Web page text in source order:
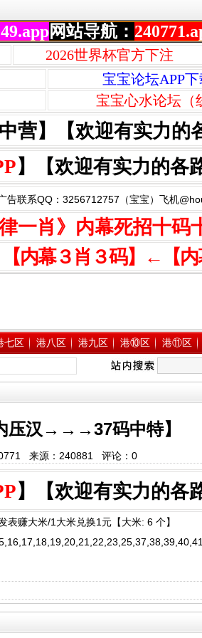
网站导航：
2026世界杯官方下注
宝宝论坛APP
宝宝心水论坛（
营】【欢迎有实力的
】【欢迎有实力的各
告联系QQ：3256712757（宝宝）飞机
一肖》内幕死招十码
内幕３肖３码】←【内
七区 港八区 港九区 港⑩区 港⑪区
压汉→→→37码中特】
来源：240881 评论： 0
】【欢迎有实力的各
表赚大米/1大米兑换1元【大米: 6 个】